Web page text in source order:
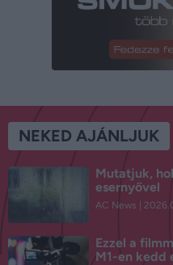
NEKED AJÁNLJUK
Mutatjuk,
esernyővel
AC News
Ezzel a
M1-en kedd